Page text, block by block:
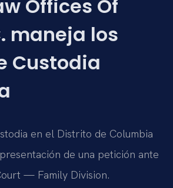
Offices Of
maneja los
Custodia
en el Distrito de Columbia
de una petición ante
— Family Division.